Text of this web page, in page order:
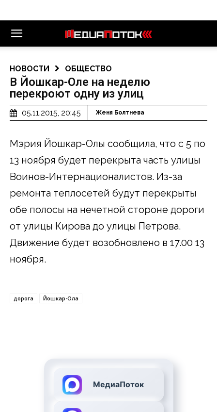
НОВОСТИ ОБЩЕСТВО
В Йошкар-Оле на неделю
перекроют одну из улиц
05.11.2015, 20:45 Женя Болтнева
Мэрия Йошкар-Олы сообщила, что с 5 по
13 ноября будет перекрыта часть улицы
Воинов-Интернационалистов. Из-за
ремонта теплосетей будут перекрыты
обе полосы на нечетной стороне дороги
от улицы Кирова до улицы Петрова.
Движение будет возобновлено в 17.00 13
ноября.
дорога Йошкар-Ола
МедиаПоток